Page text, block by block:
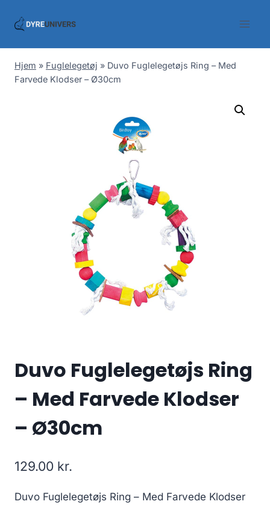
Hjem » Fuglelegetøj » Duvo Fuglelegetøjs Ring – Med
Farvede Klodser – Ø30cm
Duvo Fuglelegetøjs Ring
– Med Farvede Klodser
– Ø30cm
129.00 kr.
Duvo Fuglelegetøjs Ring – Med Farvede Klodser